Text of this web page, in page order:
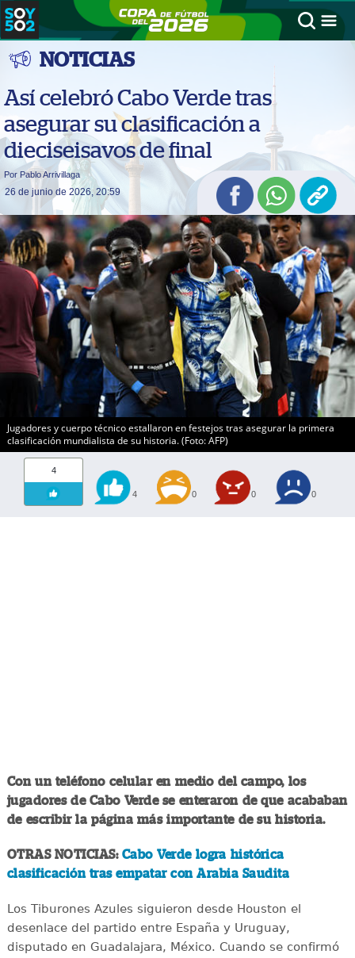
NOTICIAS
Así celebró Cabo Verde tras
asegurar su clasificación a
dieciseisavos de final
Por Pablo Arrivillaga
26 de junio de 2026, 20:59
Jugadores y cuerpo técnico estallaron en festejos tras asegurar la primera
clasificación mundialista de su historia. (Foto: AFP)
4
4 0 0 0
Con un teléfono celular en medio del campo, los
jugadores de Cabo Verde se enteraron de que acababan
de escribir la página más importante de su historia.
OTRAS NOTICIAS: Cabo Verde logra histórica
clasificación tras empatar con Arabia Saudita
Los Tiburones Azules siguieron desde Houston el
desenlace del partido entre España y Uruguay,
disputado en Guadalajara, México. Cuando se confirmó